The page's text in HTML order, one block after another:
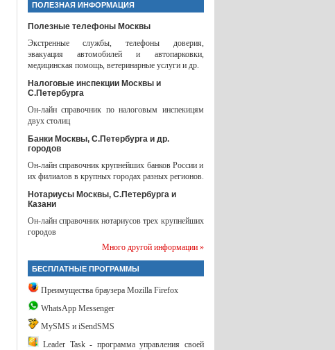
ПОЛЕЗНАЯ ИНФОРМАЦИЯ
Полезные телефоны Москвы
Экстренные службы, телефоны доверия,
эвакуация автомобилей и автопарковки,
медицинская помощь, ветеринарные услуги и др.
Налоговые инспекции Москвы и
С.Петербурга
Он-лайн справочник по налоговым инспекицям
двух столиц
Банки Москвы, С.Петербурга и др.
городов
Он-лайн справочник крупнейших банков России и
их филиалов в крупных городах разных регионов.
Нотариусы Москвы, С.Петербурга и
Казани
Он-лайн справочник нотариусов трех крупнейших
городов
Много другой информации »
БЕСПЛАТНЫЕ ПРОГРАММЫ
Преимущества браузера Mozilla Firefox
WhatsApp Messenger
MySMS и iSendSMS
Leader Task - программа управления своей